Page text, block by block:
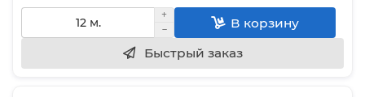
В корзину
Быстрый заказ